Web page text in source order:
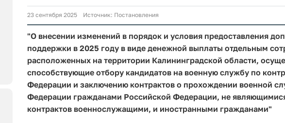
23 сентября 2025 Источник: Постановления
"О внесении изменений в порядок и условия предоставления
поддержки в 2025 году в виде денежной выплаты отдельным
расположенных на территории Калининградской области,
способствующие отбору кандидатов на военную службу по
Федерации и заключению контрактов о прохождении военной
Федерации гражданами Российской Федерации, не
контрактов военнослужащими, и иностранными гражданами"